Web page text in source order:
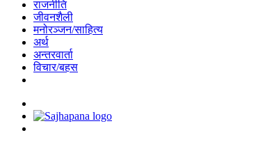
राजनीति
जीवनशैली
मनोरञ्जन/साहित्य
अर्थ
अन्तरवार्ता
विचार/बहस